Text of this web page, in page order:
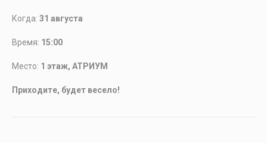
Когда: 31 августа
Время: 15:00
Место: 1 этаж, АТРИУМ
Приходите, будет весело!